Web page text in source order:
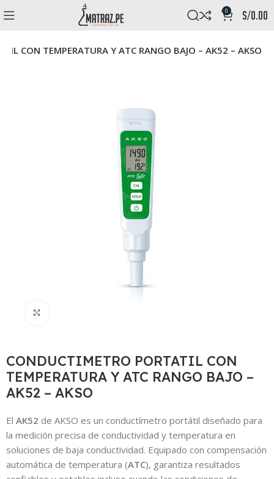
0 s/0.00
CON TEMPERATURA Y ATC RANGO BAJO – AK52 – AKSO
CONDUCTIMETRO PORTATIL CON
TEMPERATURA Y ATC RANGO BAJO –
AK52 – AKSO
ElAK52 de AKSO es un conductímetro portátil diseñado para
la medición precisa de conductividad y temperatura en
soluciones de baja conductividad. Equipado con compensación
automática de temperatura (ATC), garantiza resultados